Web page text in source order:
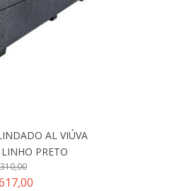
AL VIÚVA
PRETO